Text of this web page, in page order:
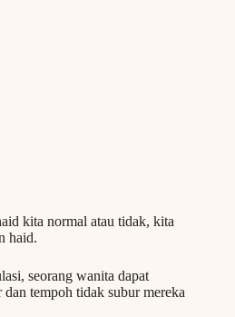
kita normal atau tidak, kita
haid.
seorang wanita dapat
tempoh tidak subur mereka